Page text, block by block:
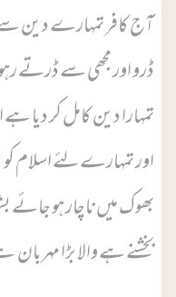
آج کافر تمہارے دین
ڈرو اور مجھی سے ڈرتے
تمہارا دین کامل کر دیا
اور تمہارے لئے اسلام کو
بھوک میں ناچار ہو جائے
بخشنے ہے والا بڑا